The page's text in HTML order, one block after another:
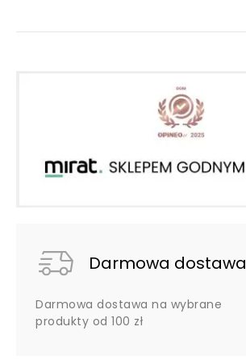
Darmowa dostawa
Darmowa dostawa na wybrane
produkty od 100 zł